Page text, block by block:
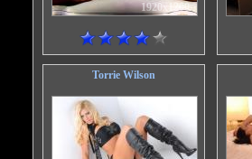
1920x1200
Torrie Wilson